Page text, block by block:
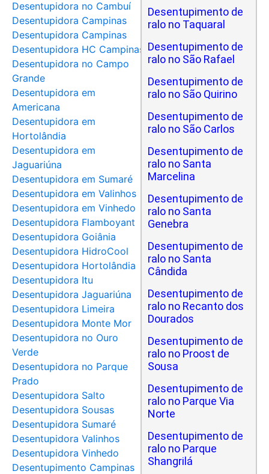
Desentupidora no Cambuí
Desentupidora Campinas
Desentupidora Campinas
Desentupidora HC Campinas
Desentupidora no Campo
Grande
Desentupidora em
Americana
Desentupidora em
Hortolândia
Desentupidora em
Jaguariúna
Desentupidora em Sumaré
Desentupidora em Valinhos
Desentupidora em Vinhedo
Desentupidora Flamboyant
Desentupidora Goiânia
Desentupidora HidroCool
Desentupidora Hortolândia
Desentupidora Itu
Desentupidora Jaguariúna
Desentupidora Limeira
Desentupidora Monte Mor
Desentupidora no Ouro
Verde
Desentupidora no Parque
Prado
Desentupidora Salto
Desentupidora Sousas
Desentupidora Sumaré
Desentupidora Valinhos
Desentupidora Vinhedo
Desentupimento Campinas
Desentupimento de
ralo no Taquaral
Desentupimento de
ralo no São Rafael
Desentupimento de
ralo no São Quirino
Desentupimento de
ralo no São Carlos
Desentupimento de
ralo no Santa
Marcelina
Desentupimento de
ralo no Santa
Genebra
Desentupimento de
ralo no Santa
Cândida
Desentupimento de
ralo no Recanto dos
Dourados
Desentupimento de
ralo no Proost de
Sousa
Desentupimento de
ralo no Parque Via
Norte
Desentupimento de
ralo no Parque
Shangrilá